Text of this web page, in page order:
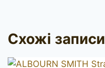
Схожі записи